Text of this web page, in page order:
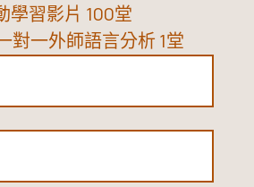
學習影片 100堂
對一外師語言分析 1堂